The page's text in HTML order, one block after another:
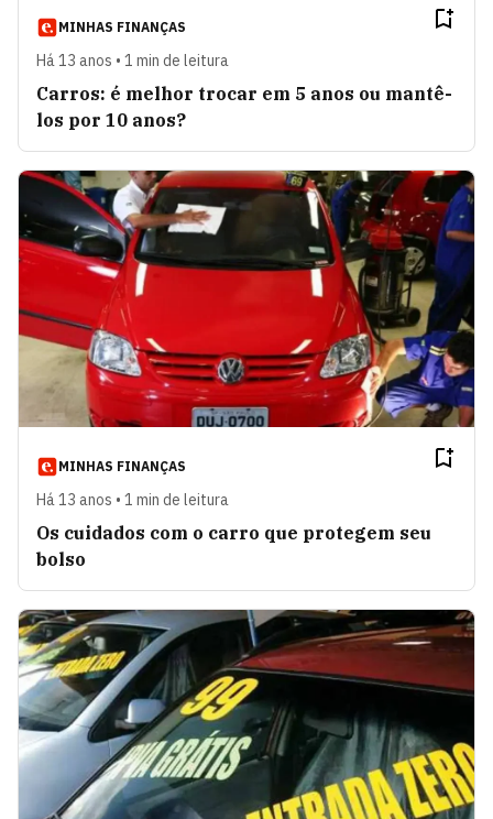
MINHAS FINANÇAS
Há 13 anos • 1 min de leitura
Carros: é melhor trocar em 5 anos ou mantê-
los por 10 anos?
MINHAS FINANÇAS
Há 13 anos • 1 min de leitura
Os cuidados com o carro que protegem seu
bolso